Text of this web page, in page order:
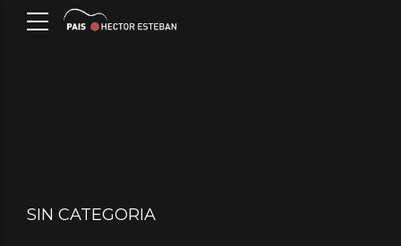
SIN CATEGORIA